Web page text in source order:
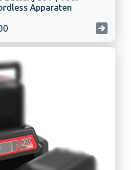
Apparaten